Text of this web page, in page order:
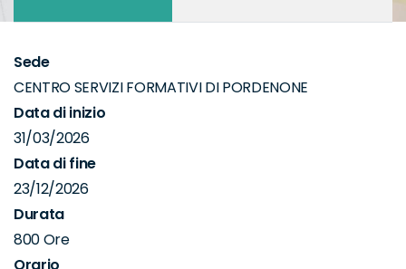
Sede
CENTRO SERVIZI FORMATIVI DI PORDENONE
Data di inizio
31/03/2026
Data di fine
23/12/2026
Durata
800 Ore